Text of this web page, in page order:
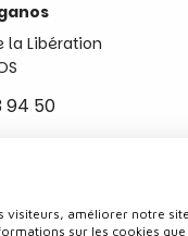
la Libération
94 50
Contact
améliorer notre
sur les cookies